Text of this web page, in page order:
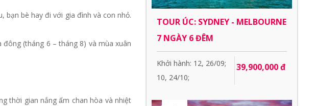
bạn bè hay đi với gia đình và con nhỏ.
(tháng 6 – tháng 8) và mùa xuân
thời gian nắng ấm chan hòa và nhiệt
TOUR ÚC: SYDNEY - MELBOURNE
7 NGÀY 6 ĐÊM
Khởi hành: 12, 26/09;
10, 24/10;
39,900,000 đ